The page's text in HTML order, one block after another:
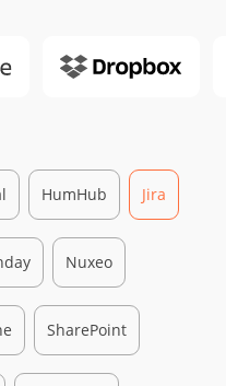
HumHub Jira
Nuxeo
SharePoint